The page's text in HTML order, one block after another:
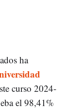
ha
curso 2024-
el 98,41%